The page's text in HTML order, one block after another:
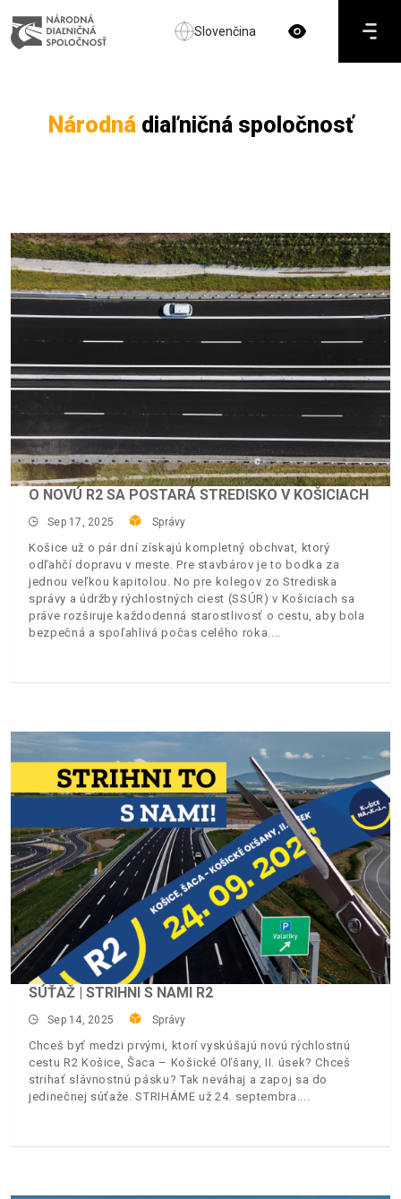
Slovenčina
Národnádiaľničná spoločnosť
O NOVÚ R2 SA POSTARÁ STREDISKO V KOŠICIACH
Sep 17, 2025 Správy
Košice už o pár dní získajú kompletný obchvat, ktorý
odľahčí dopravu v meste. Pre stavbárov je to bodka za
jednou veľkou kapitolou. No pre kolegov zo Strediska
správy a údržby rýchlostných ciest (SSÚR) v Košiciach sa
práve rozširuje každodenná starostlivosť o cestu, aby bola
bezpečná a spoľahlivá počas celého roka.
SÚŤAŽ | STRIHNI S NAMI R2
Sep 14, 2025 Správy
Chceš byť medzi prvými, ktorí vyskúšajú novú rýchlostnú
cestu R2 Košice, Šaca – Košické Oľšany, II. úsek? Chceš
strihať slávnostnú pásku? Tak neváhaj a zapoj sa do
jedinečnej súťaže. STRIHÁME už 24. septembra.